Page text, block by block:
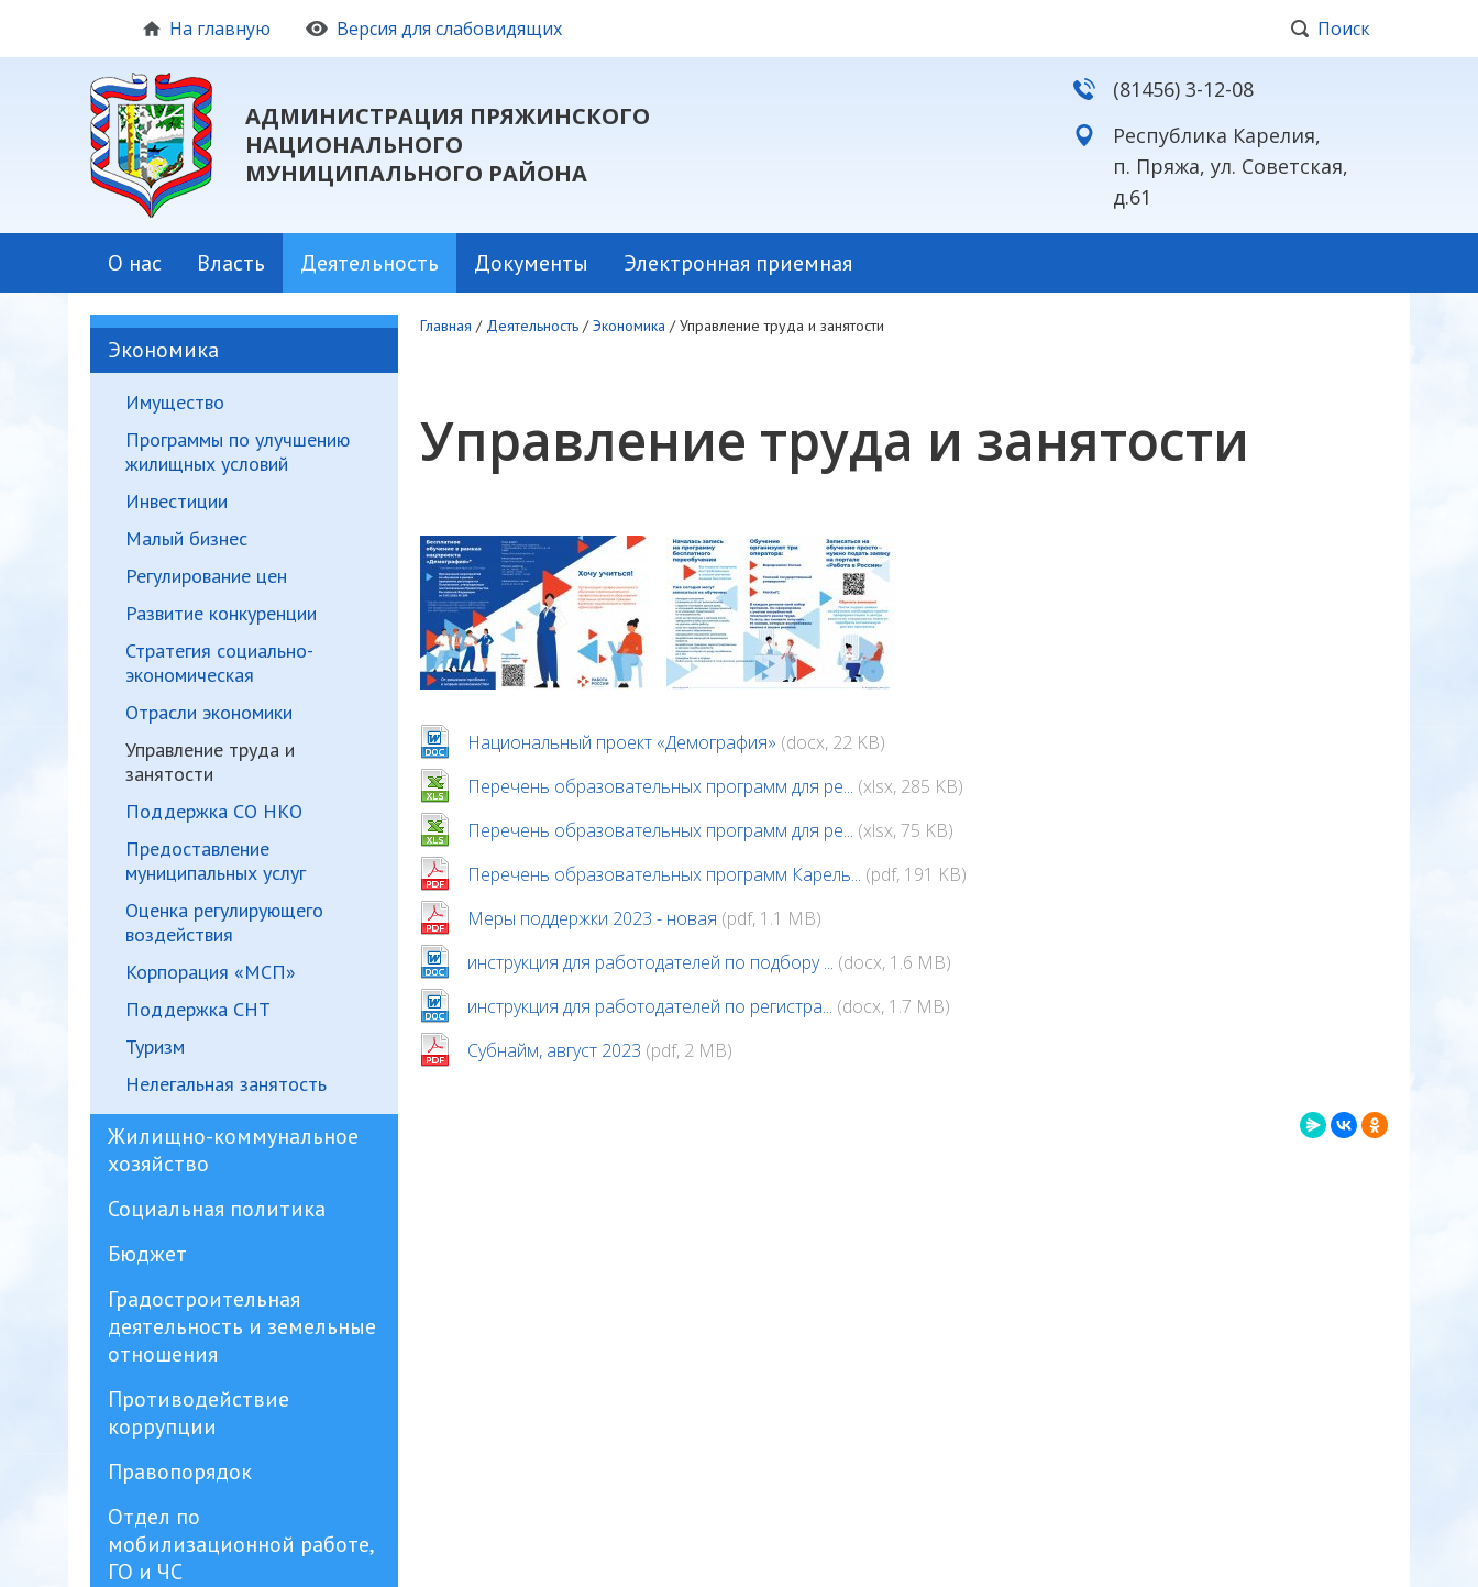
На главную Версия для слабовидящих Поиск
АДМИНИСТРАЦИЯ ПРЯЖИНСКОГО
НАЦИОНАЛЬНОГО
МУНИЦИПАЛЬНОГО РАЙОНА
(81456) 3-12-08
Республика Карелия,
п. Пряжа, ул. Советская,
д.61
О нас Власть Деятельность Документы Электронная приемная
Экономика
Имущество
Программы по улучшению
жилищных условий
Инвестиции
Малый бизнес
Регулирование цен
Развитие конкуренции
Стратегия социально-
экономическая
Отрасли экономики
Управление труда и
занятости
Поддержка СО НКО
Предоставление
муниципальных услуг
Оценка регулирующего
воздействия
Корпорация «МСП»
Поддержка СНТ
Туризм
Нелегальная занятость
Жилищно-коммунальное
хозяйство
Социальная политика
Бюджет
Градостроительная
деятельность и земельные
отношения
Противодействие
коррупции
Правопорядок
Отдел по
мобилизационной работе,
ГО и ЧС
Главная / Деятельность /Экономика /Управление труда и занятости
Управление труда и занятости
демография-лист-1а демография-лист-2
Национальный проект «Демография» (docx, 22 KB)
Перечень образовательных программ для ре... (xlsx, 285 KB)
Перечень образовательных программ для ре... (xlsx, 75 KB)
Перечень образовательных программ Карель... (pdf, 191 KB)
Меры поддержки 2023 - новая (pdf, 1.1 MB)
инструкция для работодателей по подбору ... (docx, 1.6 MB)
инструкция для работодателей по регистра... (docx, 1.7 MB)
Субнайм, август 2023 (pdf, 2 MB)